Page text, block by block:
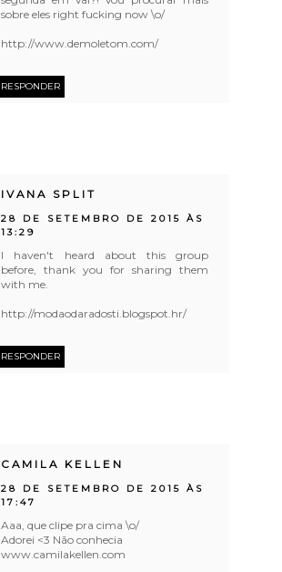
sobre eles right fucking now \o/
http://www.demoletom.com/
RESPONDER
IVANA SPLIT
28 DE SETEMBRO DE 2015 ÀS
13:29
I haven't heard about this group
before, thank you for sharing them
with me.
http://modaodaradosti.blogspot.hr/
RESPONDER
CAMILA KELLEN
28 DE SETEMBRO DE 2015 ÀS
17:47
Aaa, que clipe pra cima \o/
Adorei <3 Não conhecia
www.camilakellen.com